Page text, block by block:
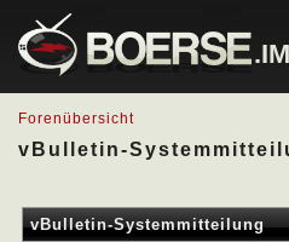
.IM
Forenübersicht
vBulletin-
vBulletin-Systemmitteilung